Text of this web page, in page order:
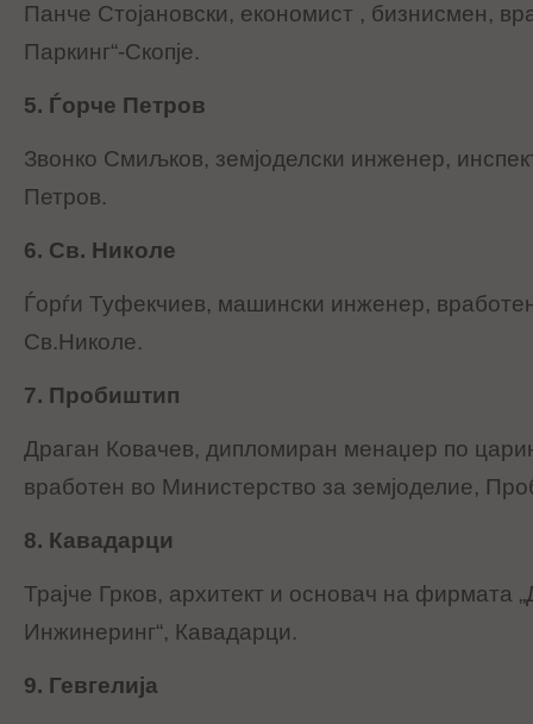
Панче Стојановски, економист , бизнисмен,
Паркинг“-Скопје.
5. Ѓорче Петров
Звонко Смиљков, земјоделски инженер,
Петров.
6. Св. Николе
Ѓорѓи Туфекчиев, машински инженер,
Св.Николе.
7. Пробиштип
Драган Ковачев, дипломиран менаџер по
вработен во Министерство за земјоделие,
8. Кавадарци
Трајче Грков, архитект и основач на фирмата
Инжинеринг“, Кавадарци.
9. Гевгелија